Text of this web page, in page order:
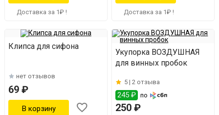
Доставка за 1₽ ! Доставка за 1₽ !
Клипса для сифона
нет отзывов
69 ₽
Укупорка ВОЗДУШНАЯ
для винных пробок
5 |2 отзыва
245 ₽ по
250 ₽